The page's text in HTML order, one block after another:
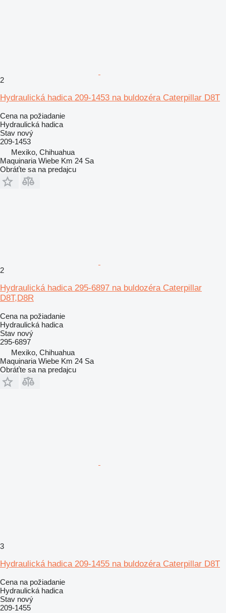
2
Hydraulická hadica 209-1453 na buldozéra Caterpillar D8T
Cena na požiadanie
Hydraulická hadica
Stav nový
209-1453
Mexiko, Chihuahua
Maquinaria Wiebe Km 24 Sa
Obráťte sa na predajcu
2
Hydraulická hadica 295-6897 na buldozéra Caterpillar
D8T,D8R
Cena na požiadanie
Hydraulická hadica
Stav nový
295-6897
Mexiko, Chihuahua
Maquinaria Wiebe Km 24 Sa
Obráťte sa na predajcu
3
Hydraulická hadica 209-1455 na buldozéra Caterpillar D8T
Cena na požiadanie
Hydraulická hadica
Stav nový
209-1455